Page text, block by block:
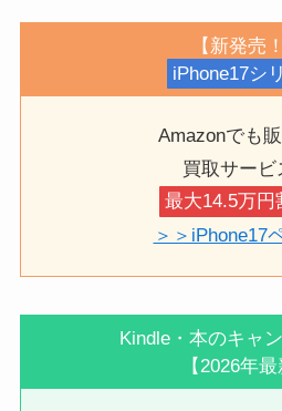
【新発売！
iPhone17シ
Amazonでも販
買取サービ
最大14.5万円
＞＞iPhone17
Kindle・本のキャ
【2026年最